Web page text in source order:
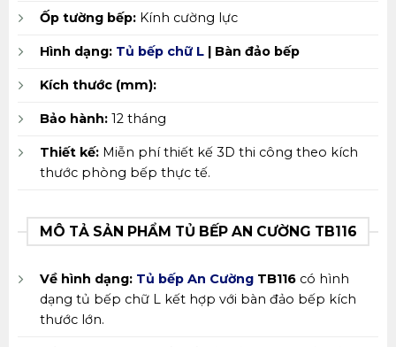
Ốp tường bếp: Kính cường lực
Hình dạng: Tủ bếp chữ L| Bàn đảo bếp
Kích thước (mm):
Bảo hành:12 tháng
Thiết kế:Miễn phí thiết kế 3D thi công theo kích
thước phòng bếp thực tế.
MÔ TẢ SẢN PHẨM TỦ BẾP AN CƯỜNG TB116
Về hình dạng: Tủ bếp An CườngTB116có hình
dạng tủ bếp chữ L kết hợp với bàn đảo bếp kích
thước lớn.